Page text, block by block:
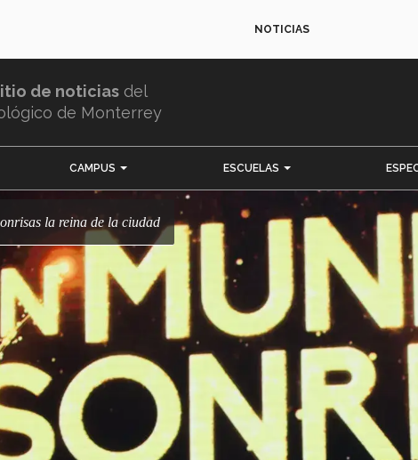
NOTICIAS
de noticias del
de Monterrey
CAMPUS ESCUELAS
la reina de la ciudad